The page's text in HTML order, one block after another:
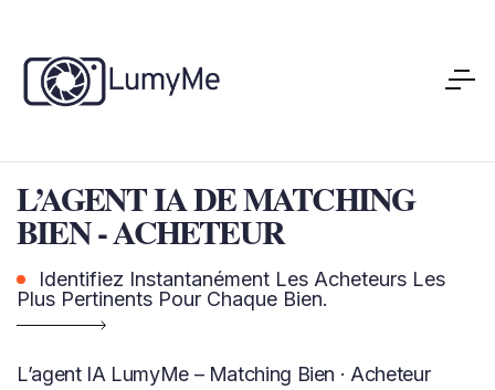
L’AGENT IA DE MATCHING
BIEN - ACHETEUR
Identifiez Instantanément Les Acheteurs Les
Plus Pertinents Pour Chaque Bien.
L’agent IA LumyMe – Matching Bien · Acheteur